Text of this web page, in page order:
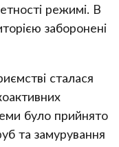
режимі. В
заборонені
сталася
було прийнято
та замурування